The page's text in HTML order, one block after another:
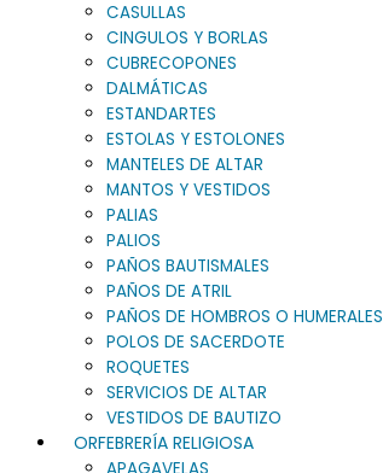
CASULLAS
CINGULOS Y BORLAS
CUBRECOPONES
DALMÁTICAS
ESTANDARTES
ESTOLAS Y ESTOLONES
MANTELES DE ALTAR
MANTOS Y VESTIDOS
PALIAS
PALIOS
PAÑOS BAUTISMALES
PAÑOS DE ATRIL
PAÑOS DE HOMBROS O HUMERALES
POLOS DE SACERDOTE
ROQUETES
SERVICIOS DE ALTAR
VESTIDOS DE BAUTIZO
ORFEBRERÍA RELIGIOSA